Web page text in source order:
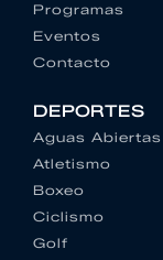
Programas
Eventos
Contacto
DEPORTES
Aguas Abiertas
Atletismo
Boxeo
Ciclismo
Golf